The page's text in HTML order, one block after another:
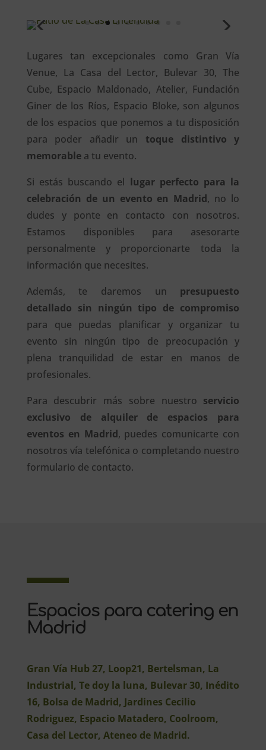
Lugares tan excepcionales como Gran Vía
Venue, La Casa del Lector, Bulevar 30, The
Cube, Espacio Maldonado, Atelier, Fundación
Giner de los Ríos, Espacio Bloke, son algunos
de los espacios que ponemos a tu disposición
para poder añadir un toque distintivo y
memorablea tu evento.
Si estás buscando el lugar perfecto para la
celebración de un evento en Madrid, no lo
dudes y ponte en contacto con nosotros.
Estamos disponibles para asesorarte
personalmente y proporcionarte toda la
información que necesites.
Además, te daremos un presupuesto
detallado sin ningún tipo de compromiso
para que puedas planificar y organizar tu
evento sin ningún tipo de preocupación y
plena tranquilidad de estar en manos de
profesionales.
Para descubrir más sobre nuestro servicio
exclusivo de alquiler de espacios para
eventos en Madrid, puedes comunicarte con
nosotros vía telefónica o completando nuestro
formulario de contacto.
Espacios para catering en
Madrid
Gran Vía Hub 27, Loop21, Bertelsman, La
Industrial, Te doy la luna, Bulevar 30, Inédito
16, Bolsa de Madrid, Jardines Cecilio
Rodriguez, Espacio Matadero, Coolroom,
Casa del Lector, Ateneo de Madrid.